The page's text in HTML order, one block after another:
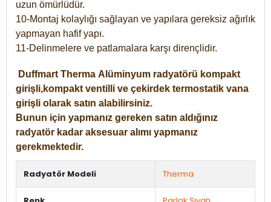
uzun ömürlüdür.
10-Montaj kolaylığı sağlayan ve yapılara gereksiz ağırlık
yapmayan hafif yapı.
11-Delinmelere ve patlamalara karşı dirençlidir.
Duffmart Therma Alüminyum radyatörü kompakt
girişli,kompakt ventilli ve çekirdek termostatik vana
girişli olarak satın alabilirsiniz.
Bunun için yapmanız gereken satın aldığınız
radyatör kadar aksesuar alımı yapmanız
gerekmektedir.
Radyatör Modeli Therma